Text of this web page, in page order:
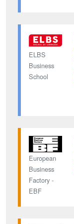
ELBS
Business
School
European
Business
Factory -
EBF